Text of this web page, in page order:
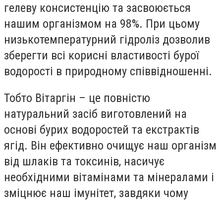
гелеву консистенцію та засвоюється
нашим організмом на 98%. При цьому
низькотемпературний гідроліз дозволив
зберегти всі корисні властивості бурої
водорості в природному співвідношенні.
Тобто Вітаргін – це повністю
натуральний засіб виготовлений на
основі бурих водоростей та екстрактів
ягід. Він ефективно очищує наш організм
від шлаків та токсинів, насичує
необхідними вітамінами та мінералами і
зміцнює наш імунітет, завдяки чому